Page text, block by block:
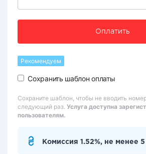
Оплатить
Рекомендуем
Сохранить шаблон оплаты
Сохраните шаблон, чтобы не вводить
следующий раз. Услуга доступна
пользователям.
Комиссия 1.52%, не менее 5